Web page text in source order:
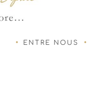
ENTRE NOUS